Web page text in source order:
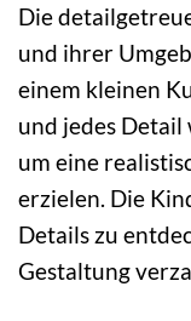
Die
und ihrer
einem kleinen
und jedes
um eine
erzielen. Die
Details zu
Gestaltung